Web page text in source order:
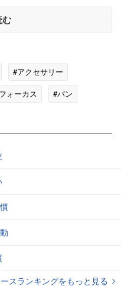
#アクセサリー
ォーカス #パン
スランキングをもっと見る